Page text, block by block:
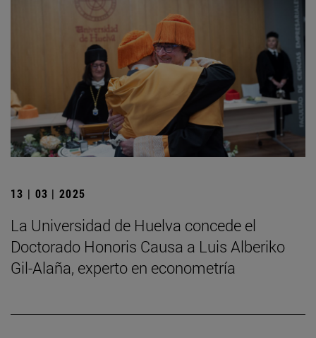
13 | 03 | 2025
La Universidad de Huelva concede el
Doctorado Honoris Causa a Luis Alberiko
Gil-Alaña, experto en econometría